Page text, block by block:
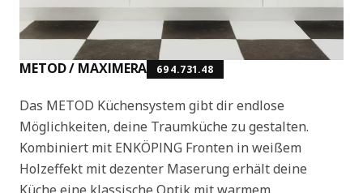
METOD / MAXIMERA 694.731.48
Das METOD Küchensystem gibt dir endlose
Möglichkeiten, deine Traumküche zu gestalten.
Kombiniert mit ENKÖPING Fronten in weißem
Holzeffekt mit dezenter Maserung erhält deine